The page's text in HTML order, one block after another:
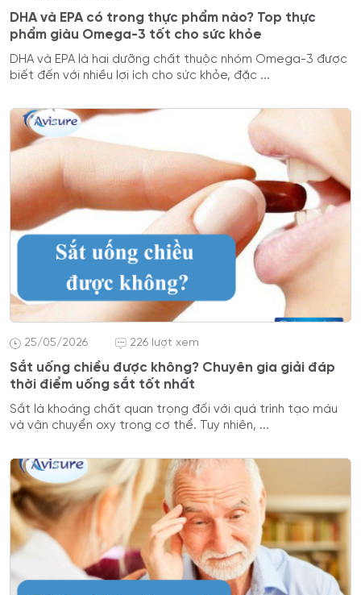
DHA và EPA có trong thực phẩm nào? Top thực
phẩm giàu Omega-3 tốt cho sức khỏe
DHA và EPA là hai dưỡng chất thuộc nhóm Omega-3 được
biết đến với nhiều lợi ích cho sức khỏe, đặc ...
25/05/2026 226 lượt xem
Sắt uống chiều được không? Chuyên gia giải đáp
thời điểm uống sắt tốt nhất
Sắt là khoáng chất quan trọng đối với quá trình tạo máu
và vận chuyển oxy trong cơ thể. Tuy nhiên, ...